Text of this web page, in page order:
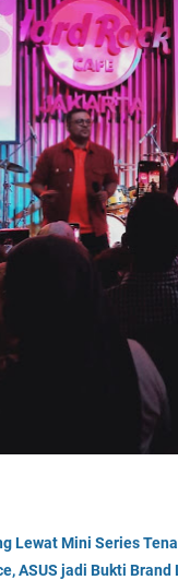
Lewat Mini Series
ASUS jadi Bukti